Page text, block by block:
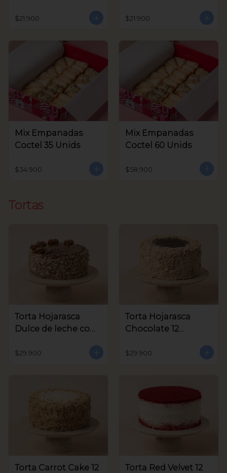
$21.900 $21.900
Mix Empanadas
Coctel 35 Unids
$34.900
Mix Empanadas
Coctel 60 Unids
$58.900
Tortas
Torta Hojarasca
Dulce de leche con
aprox
$29.900
Torta Hojarasca
Chocolate 12
$29.900
Torta Carrot Cake 12 Torta Red Velvet 12